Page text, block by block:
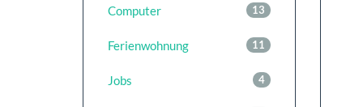
13
Computer
11
Ferienwohnung
4
Jobs